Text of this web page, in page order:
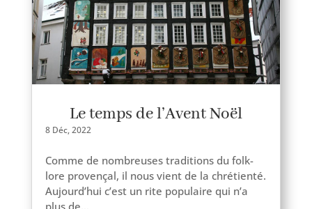
Le temps de l’Avent Noël
8 Déc, 2022
Comme de nom­breuses tra­di­tions du folk­
lore pro­ven­çal, il nous vient de la chré­tien­té.
Aujourd’hui c’est un rite popu­laire qui n’a
plus de…